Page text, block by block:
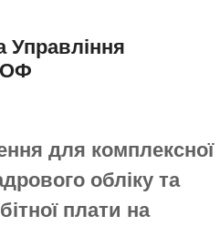
Управління
для комплексної
обліку та
плати на